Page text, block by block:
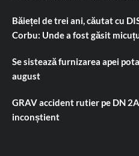
Băiețel de trei ani, căutat cu
Corbu: Unde a fost găsit
Se sistează furnizarea apei
august
GRAV accident rutier pe DN
inconștient